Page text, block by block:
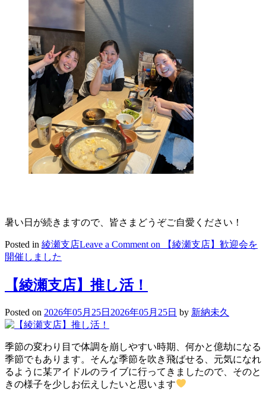
暑い日が続きますので、皆さまどうぞご自愛ください！
Posted in 綾瀬支店Leave a Comment on 【綾瀬支店】歓迎会を
開催しました
【綾瀬支店】推し活！
Posted on 2026年05月25日 2026年05月25日 by 新納未久
季節の変わり目で体調を崩しやすい時期、何かと億劫になる
季節でもあります。そんな季節を吹き飛ばせる、元気になれ
るように某アイドルのライブに行ってきましたので、そのと
きの様子を少しお伝えしたいと思います